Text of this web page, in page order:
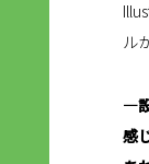
ル
―
感